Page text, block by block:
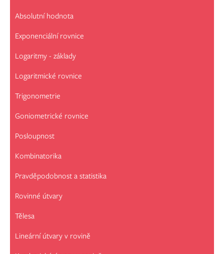
Absolutní hodnota
Exponenciální rovnice
Logaritmy - základy
Logaritmické rovnice
Trigonometrie
Goniometrické rovnice
Posloupnost
Kombinatorika
Pravděpodobnost a statistika
Rovinné útvary
Tělesa
Lineární útvary v rovině